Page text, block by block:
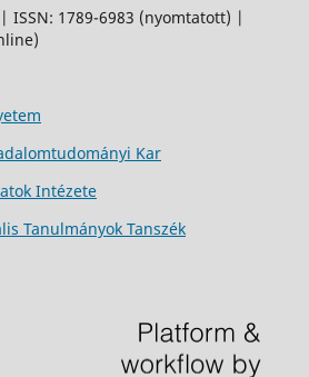
| ISSN: 1789-6983 (nyomtatott) |
Kar
Intézete
Tanulmányok Tanszék